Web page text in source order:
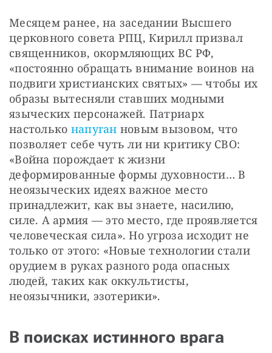
Месяцем ранее, на заседании Высшего
церковного совета РПЦ, Кирилл призвал
священников, окормляющих ВС РФ,
«постоянно обращать внимание воинов на
подвиги христианских святых» — чтобы их
образы вытесняли ставших модными
языческих персонажей. Патриарх
настолько напуган новым вызовом, что
позволяет себе чуть ли ни критику СВО:
«Война порождает к жизни
деформированные формы духовности… В
неоязыческих идеях важное место
принадлежит, как вы знаете, насилию,
силе. А армия — это место, где проявляется
человеческая сила». Но угроза исходит не
только от этого: «Новые технологии стали
орудием в руках разного рода опасных
людей, таких как оккультисты,
неоязычники, эзотерики».
В поисках истинного врага